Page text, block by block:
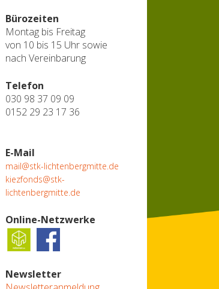
Bürozeiten
Montag bis Freitag
von 10 bis 15 Uhr sowie
nach Vereinbarung
Telefon
030 98 37 09 09
0152 29 23 17 36
E-Mail
mail@stk-lichtenbergmitte.de
kiezfonds@stk-
lichtenbergmitte.de
Online-Netzwerke
Newsletter